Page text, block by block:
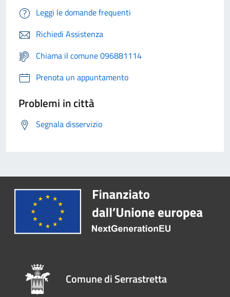
Leggi le domande frequenti
Richiedi Assistenza
Chiama il comune 096881114
Prenota un appuntamento
Problemi in città
Segnala disservizio
Comune di Serrastretta